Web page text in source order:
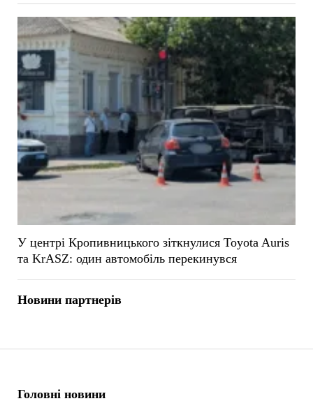
Головні новини
У центрі Кропивницького зіткнулися Toyota Auris
та KrASZ: один автомобіль перекинувся
Новини партнерів